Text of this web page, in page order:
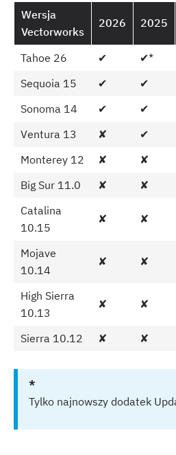
Wersja
Vectorworks
2026 2025
Tahoe 26 ✔ ✔*
Sequoia 15
✔ ✔
Sonoma 14
✔ ✔
Ventura 13
✘ ✔
Monterey 12
✘ ✘
Big Sur 11.0
✘ ✘
Catalina
10.15
✘ ✘
Mojave
10.14
✘ ✘
High Sierra
10.13
✘ ✘
Sierra 10.12 ✘ ✘
*
Tylko najnowszy dodatek